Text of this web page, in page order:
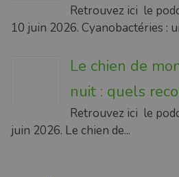
Retrouvez ici le
10 juin 2026. Cyanobactéries :
Le chien de
nuit : quels
Retrouvez ici le
juin 2026. Le chien de...